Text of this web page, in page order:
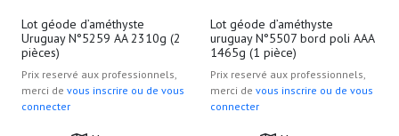
Lot géode d’améthyste
Uruguay N°5259 AA 2310g (2
pièces)
Prix reservé aux professionnels,
merci de vous inscrire ou de vous
connecter
Lot géode d’améthyste
uruguay N°5507 bord poli AAA
1465g (1 pièce)
Prix reservé aux professionnels,
merci de vous inscrire ou de vous
connecter